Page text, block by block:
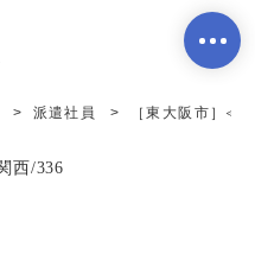
派遣社員 ［東大阪市］≪